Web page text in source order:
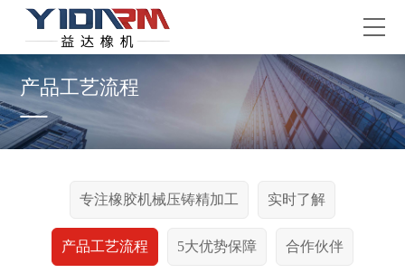
产品工艺流程
专注橡胶机械压铸精加工 实时了解
产品工艺流程 5大优势保障 合作伙伴